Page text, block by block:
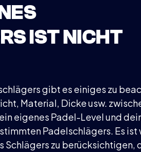
IST NICHT
gibt es einiges zu
Material, Dicke usw.
eigenes Padel-Level und
Padelschlägers. Es
Schlägers zu berücksichtigen,